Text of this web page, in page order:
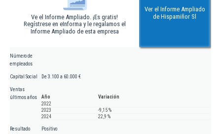
Ve el Informe Ampliado. ¡Es gratis!
Regístrese en eInforma y le regalamos el
Informe Ampliado de esta empresa
Ver el Informe Ampliado
de Hispamiñor Sl
Número de
empleados
Capital Social De 3.100 a 60.000 €
Ventas
últimos años
Año
Variación
2022
2023
-9,15 %
2024
22,9 %
Resultado
Positivo